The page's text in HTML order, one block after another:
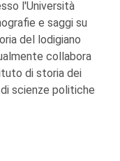
l'Università
e saggi su
del lodigiano
collabora
di storia dei
scienze politiche